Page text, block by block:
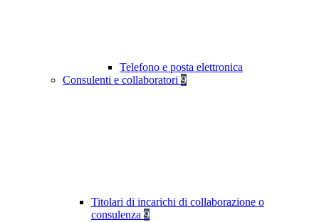
Telefono e posta elettronica
Consulenti e collaboratori 9
Titolari di incarichi di collaborazione o
consulenza 9